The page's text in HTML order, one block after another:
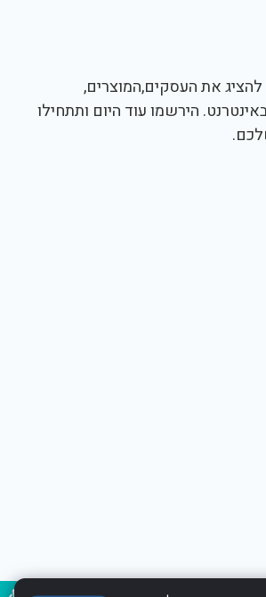
להציג את העסקים,המוצרים,
הירשמו עוד היום ותתחילו